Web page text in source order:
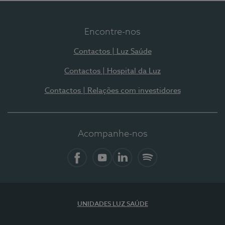
Encontre-nos
Contactos | Luz Saúde
Contactos | Hospital da Luz
Contactos | Relações com investidores
Acompanhe-nos
UNIDADES LUZ SAÚDE